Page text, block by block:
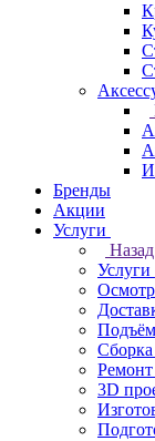
Бренды
Акции
Услуги
Назад
Услуги
Сборка
3D